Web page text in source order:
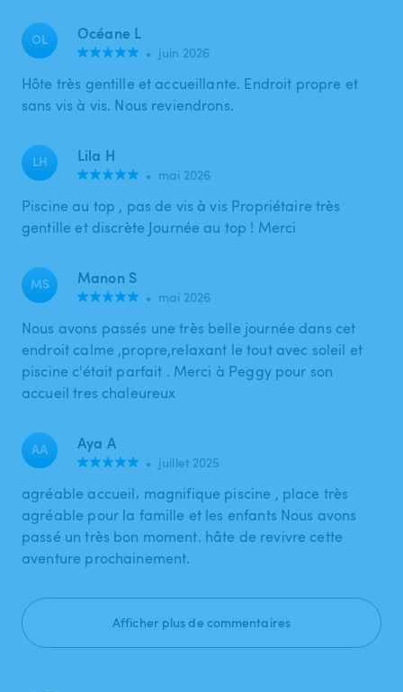
OL Océane L
• juin 2026
Hôte très gentille et accueillante. Endroit propre et
sans vis à vis. Nous reviendrons.
LH Lila H
• mai 2026
Piscine au top , pas de vis à vis Propriétaire très
gentille et discrète Journée au top ! Merci
MS Manon S
• mai 2026
Nous avons passés une très belle journée dans cet
endroit calme ,propre,relaxant le tout avec soleil et
piscine c'était parfait . Merci à Peggy pour son
accueil tres chaleureux
AA Aya A
• juillet 2025
agréable accueil، magnifique piscine , place très
agréable pour la famille et les enfants Nous avons
passé un très bon moment. hâte de revivre cette
aventure prochainement.
Afficher plus de commentaires